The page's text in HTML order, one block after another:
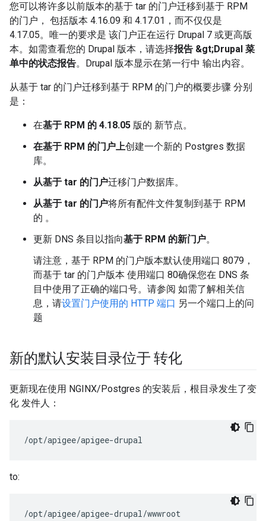
您可以将许多以前版本的基于 tar 的门户迁移到基于 RPM
的门户， 包括版本 4.16.09 和 4.17.01，而不仅仅是
4.17.05。唯一的要求是 该门户正在运行 Drupal 7 或更高版
本。如需查看您的 Drupal 版本，请选择报告 &gt;Drupal 菜
单中的状态报告。Drupal 版本显示在第一行中 输出内容。
从基于 tar 的门户迁移到基于 RPM 的门户的概要步骤 分别
是：
在基于 RPM 的 4.18.05 版的 新节点。
在基于 RPM 的门户上创建一个新的 Postgres 数据
库。
从基于 tar 的门户迁移门户数据库。
从基于 tar 的门户将所有配件文件复制到基于 RPM
的 。
更新 DNS 条目以指向基于 RPM 的新门户。
请注意，基于 RPM 的门户版本默认使用端口 8079，
而基于 tar 的门户版本 使用端口 80确保您在 DNS 条
目中使用了正确的端口号。请参阅 如需了解相关信
息，请设置门户使用的 HTTP 端口 另一个端口上的问
题
新的默认安装目录位于 转化
更新现在使用 NGINX/Postgres 的安装后，根目录发生了变
化 发件人：
/opt/apigee/apigee-drupal
to:
/opt/apigee/apigee-drupal/wwwroot